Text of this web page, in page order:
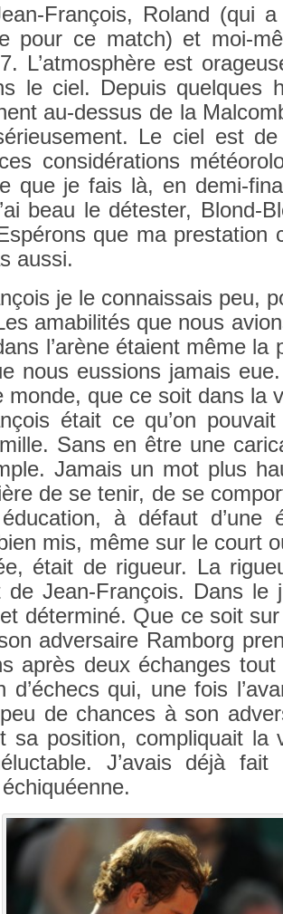
François, Roland (qui a
pour ce match) et moi-
L’at­mosphère est
le ciel. De­puis quel­ques
au-dessus de la
Le ciel est
con­sidéra­tions
que je fais là, en demi-
beau le détest­er, Blond-
que ma pre­sta­tion
aussi.
je le con­nais­sais peu,
amabilités que nous
l’arène étaient même
nous euss­ions jamais
monde, que ce soit dans la
était ce qu’on
Sans en être une
Jamais un mot plus
de se tenir, de se
à défaut d’une
mis, même sur le court
était de rigueur. La
de Jean-François. Dans
déter­miné. Que ce soit
ad­versaire Ram­borg
après deux échan­ges tout
d’échecs qui, une fois
de chan­ces à son
sa posi­tion, com­pliquait
J’avais déjà